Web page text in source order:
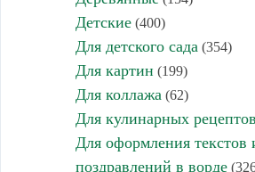
Детские(400)
Для детского сада (354)
Для картин (199)
Для коллажа (62)
Для кулинарных рецептов
Для оформления текстов
поздравлений в ворде